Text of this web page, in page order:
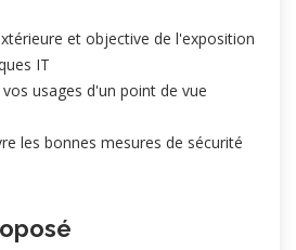
et objective de l'exposition
IT
usages d'un point de vue
les bonnes mesures de sécurité